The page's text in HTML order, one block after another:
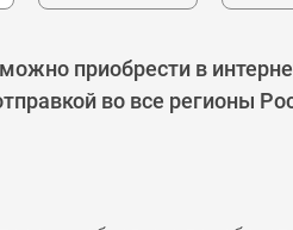
приобрести в
во все регионы